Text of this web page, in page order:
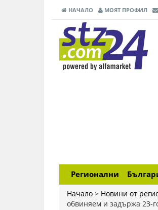
НАЧАЛО МОЯТ ПРОФИЛ
Регионални
Начало > Новини от
обвиняем и задържа 23-